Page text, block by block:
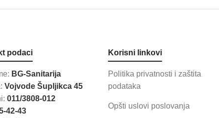
podaci
BG-Sanitarija
Vojvode Šupljikca 45
011/3808-012
42-43
Korisni linkovi
Politika privatnosti i zaštita
podataka
Opšti uslovi poslovanja